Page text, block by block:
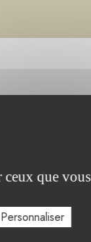
que
Personnaliser